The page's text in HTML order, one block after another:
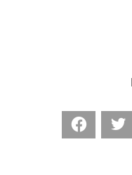
Facebook